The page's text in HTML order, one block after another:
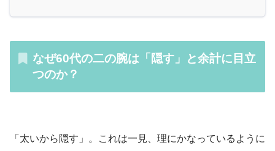
なぜ60代の二の腕は「隠す」と余計に目立
つのか？
「太いから隠す」。これは一見、理にかなっているように